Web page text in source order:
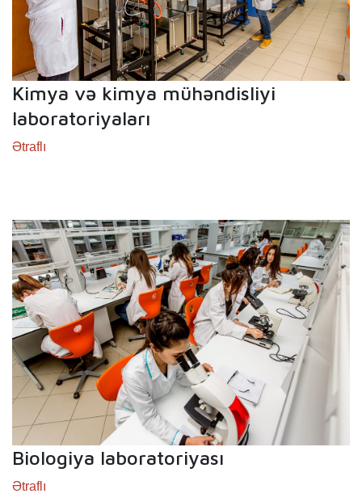
Kimya və kimya mühəndisliyi
laboratoriyaları
Ətraflı
Biologiya laboratoriyası
Ətraflı